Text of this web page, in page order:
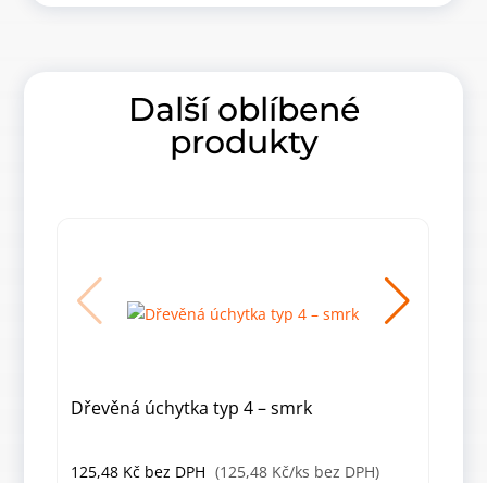
Další oblíbené
produkty
Dřevěná úchytka typ 4 – smrk
125,48 Kč bez DPH (125,48 Kč/ks bez DPH)